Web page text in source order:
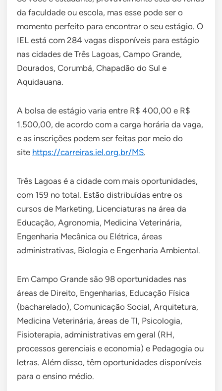
da faculdade ou escola, mas esse pode ser o
momento perfeito para encontrar o seu estágio. O
IEL está com 284 vagas disponíveis para estágio
nas cidades de Três Lagoas, Campo Grande,
Dourados, Corumbá, Chapadão do Sul e
Aquidauana.
A bolsa de estágio varia entre R$ 400,00 e R$
1.500,00, de acordo com a carga horária da vaga,
e as inscrições podem ser feitas por meio do
site https://carreiras.iel.org.br/MS.
Três Lagoas é a cidade com mais oportunidades,
com 159 no total. Estão distribuídas entre os
cursos de Marketing, Licenciaturas na área da
Educação, Agronomia, Medicina Veterinária,
Engenharia Mecânica ou Elétrica, áreas
administrativas, Biologia e Engenharia Ambiental.
Em Campo Grande são 98 oportunidades nas
áreas de Direito, Engenharias, Educação Física
(bacharelado), Comunicação Social, Arquitetura,
Medicina Veterinária, áreas de TI, Psicologia,
Fisioterapia, administrativas em geral (RH,
processos gerenciais e economia) e Pedagogia ou
letras. Além disso, têm oportunidades disponíveis
para o ensino médio.